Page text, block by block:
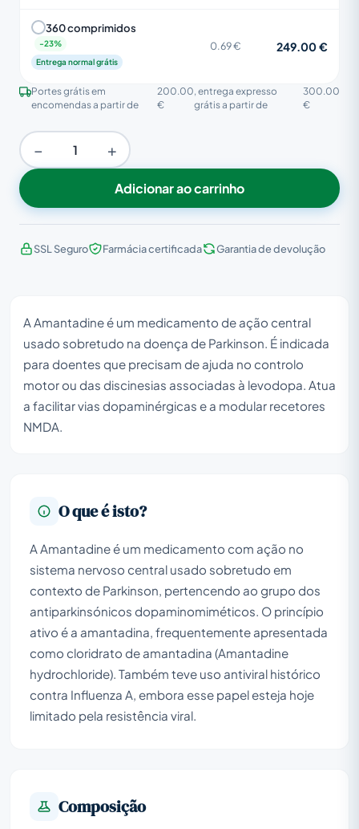
360 comprimidos
Entrega normal grátis
0.69 € 249.00 €
Portes grátis em
encomendas a partir de
200.00
€
, entrega expresso
grátis a partir de
300.00
€
− +
Adicionar ao carrinho
SSL Seguro Farmácia certificada Garantia de devolução
A Amantadine é um medicamento de ação central
usado sobretudo na doença de Parkinson. É indicada
para doentes que precisam de ajuda no controlo
motor ou das discinesias associadas à levodopa. Atua
a facilitar vias dopaminérgicas e a modular recetores
NMDA.
O que é isto?
A Amantadine é um medicamento com ação no
sistema nervoso central usado sobretudo em
contexto de Parkinson, pertencendo ao grupo dos
antiparkinsónicos dopaminomiméticos. O princípio
ativo é a amantadina, frequentemente apresentada
como cloridrato de amantadina (Amantadine
hydrochloride). Também teve uso antiviral histórico
contra Influenza A, embora esse papel esteja hoje
limitado pela resistência viral.
Composição